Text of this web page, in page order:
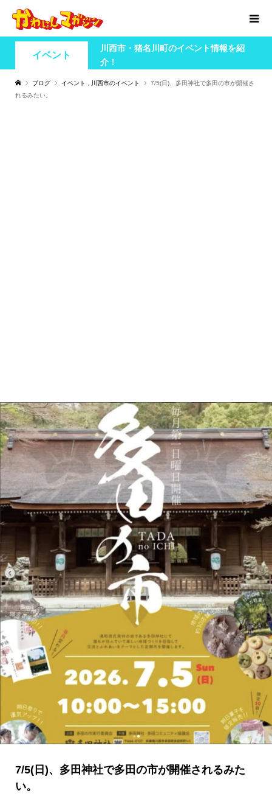
イベント
川西市・猪名川町のイベント情報を紹
介！
ブログ イベント 川西市のイベント
7/5(日)、多田神社で多田の市が開催さ
れるみたい。
7/5(日)、多田神社で多田の市が開催されるみた
い。